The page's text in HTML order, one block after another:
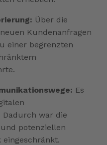
Über die
Kundenanfragen
einer begrenzten
Es
Dadurch war die
potenziellen
eingeschränkt.